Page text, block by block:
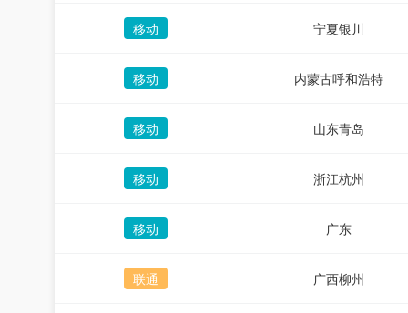
移动 宁夏银川
移动 内蒙古呼和浩特
移动 山东青岛
移动 浙江杭州
移动 广东
联通 广西柳州